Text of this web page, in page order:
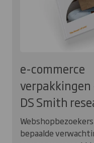
e-commerce
DS Smith
bepaalde